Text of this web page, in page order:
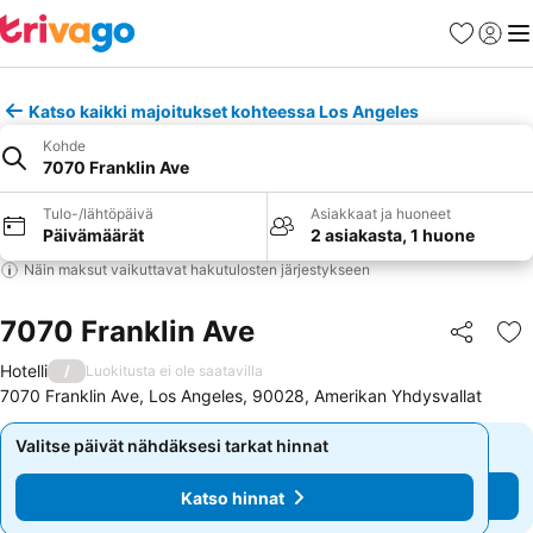
Suosikit
Katso kaikki majoitukset kohteessa Los Angeles
Kohde
7070 Franklin Ave
Tulo-/lähtöpäivä
Päivämäärät
Asiakkaat ja huoneet
2 asiakasta, 1 huone
Näin maksut vaikuttavat hakutulosten järjestykseen
7070 Franklin Ave Jaa
Hotelli / Luokitusta ei ole saatavilla
7070 Franklin Ave, Los Angeles, 90028, Amerikan Yhdysvallat
Valitse päivät nähdäksesi tarkat hinnat
Katso hinnat
Valitse päivät nähdäksesi tarkat hinnat
Katso hinnat